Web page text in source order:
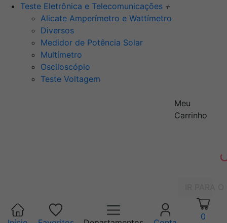
Teste Eletrônica e Telecomunicações +
Alicate Amperímetro e Wattímetro
Diversos
Medidor de Potência Solar
Multímetro
Osciloscópio
Teste Voltagem
Meu
Carrinho
0